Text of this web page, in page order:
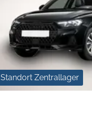
Standort Zentrallager